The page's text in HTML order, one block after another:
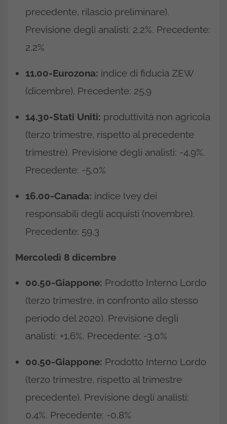
precedente, rilascio preliminare).
Previsione degli analisti: 2,2%. Precedente:
2,2%
11.00-Eurozona: indice di fiducia ZEW
(dicembre). Precedente: 25,9
14.30-Stati Uniti: produttività non agricola
(terzo trimestre, rispetto al precedente
trimestre). Previsione degli analisti: -4,9%.
Precedente: -5,0%
16.00-Canada: indice Ivey dei
responsabili degli acquisti (novembre).
Precedente: 59,3
Mercoledì 8 dicembre
00.50-Giappone: Prodotto Interno Lordo
(terzo trimestre, in confronto allo stesso
periodo del 2020). Previsione degli
analisti: +1,6%. Precedente: -3,0%
00.50-Giappone: Prodotto Interno Lordo
(terzo trimestre, rispetto al trimestre
precedente). Previsione degli analisti:
0,4%. Precedente: -0,8%